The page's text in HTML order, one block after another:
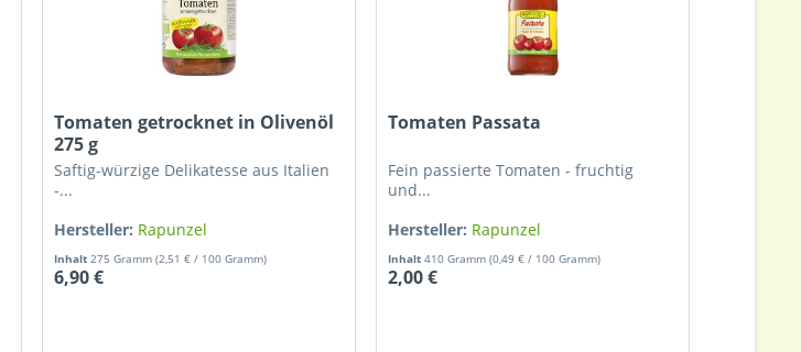
Tomaten getrocknet in Olivenöl
275 g
Saftig-würzige Delikatesse aus Italien
-...
Hersteller: Rapunzel
Inhalt 275 Gramm(2,51 € / 100 Gramm)
6,90 €
Tomaten Passata
Fein passierte Tomaten - fruchtig
und...
Hersteller: Rapunzel
Inhalt410 Gramm(0,49 € / 100 Gramm)
2,00 €